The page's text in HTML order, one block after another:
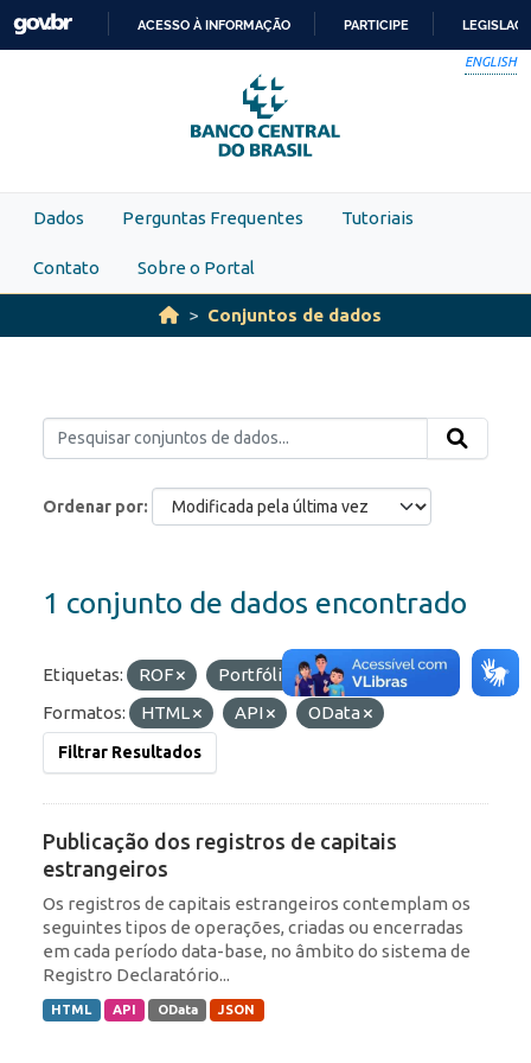
Skip to main content
PARA
O
CONTEÚDO
ACESSO À INFORMAÇÃO PARTICIPE
ENGLISH
Dados Perguntas Frequentes Tutoriais
Contato Sobre o Portal
Conjuntos de dados
Ordenar por
1 conjunto de dados encontrado
Etiquetas: ROF Portfólio
RDE
Formatos:
HTML API OData
Filtrar Resultados
Publicação dos registros de capitais
estrangeiros
Os registros de capitais estrangeiros contemplam os
seguintes tipos de operações, criadas ou encerradas
em cada período data-base, no âmbito do sistema de
Registro Declaratório...
HTML API OData JSON